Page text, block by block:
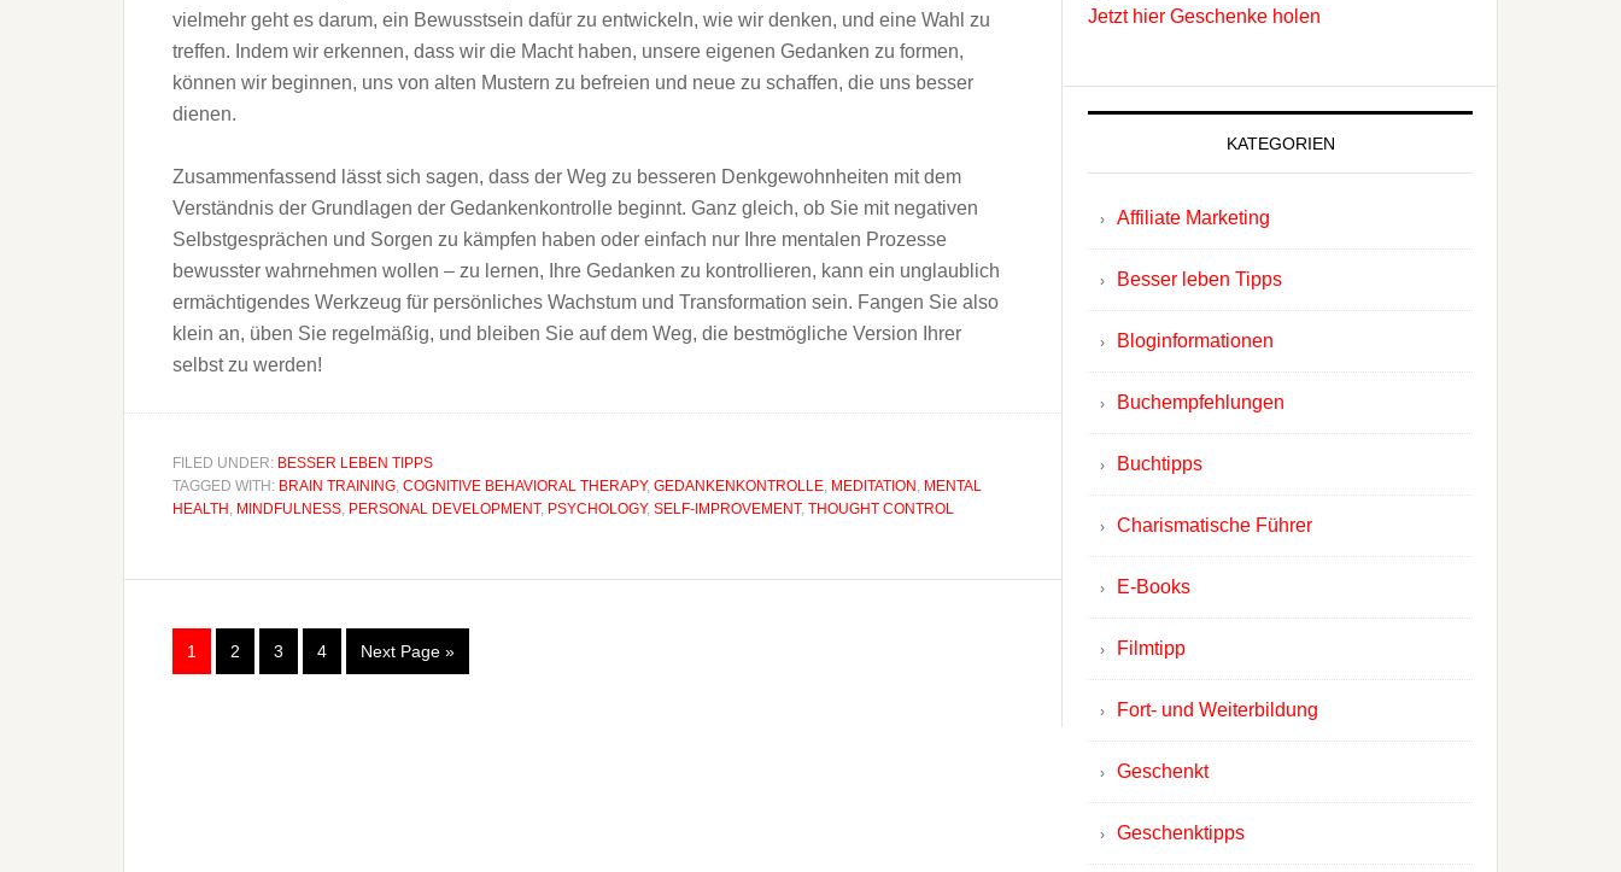
vielmehr geht es darum, ein Bewusstsein dafür zu entwickeln, wie wir denken, und eine Wahl zu
treffen. Indem wir erkennen, dass wir die Macht haben, unsere eigenen Gedanken zu formen,
können wir beginnen, uns von alten Mustern zu befreien und neue zu schaffen, die uns besser
dienen.
Zusammenfassend lässt sich sagen, dass der Weg zu besseren Denkgewohnheiten mit dem
Verständnis der Grundlagen der Gedankenkontrolle beginnt. Ganz gleich, ob Sie mit negativen
Selbstgesprächen und Sorgen zu kämpfen haben oder einfach nur Ihre mentalen Prozesse
bewusster wahrnehmen wollen – zu lernen, Ihre Gedanken zu kontrollieren, kann ein unglaublich
ermächtigendes Werkzeug für persönliches Wachstum und Transformation sein. Fangen Sie also
klein an, üben Sie regelmäßig, und bleiben Sie auf dem Weg, die bestmögliche Version Ihrer
selbst zu werden!
FILED UNDER: BESSER LEBEN TIPPS
TAGGED WITH: BRAIN TRAINING, COGNITIVE BEHAVIORAL THERAPY, GEDANKENKONTROLLE, MEDITATION , MENTAL
HEALTH , MINDFULNESS, PERSONAL DEVELOPMENT, PSYCHOLOGY, SELF-IMPROVEMENT, THOUGHT CONTROL
1 2 3 4 Next Page »
Jetzt hier Geschenke holen
KATEGORIEN
Affiliate Marketing
Besser leben Tipps
Bloginformationen
Buchempfehlungen
Buchtipps
Charismatische Führer
E-Books
Filmtipp
Fort- und Weiterbildung
Geschenkt
Geschenktipps